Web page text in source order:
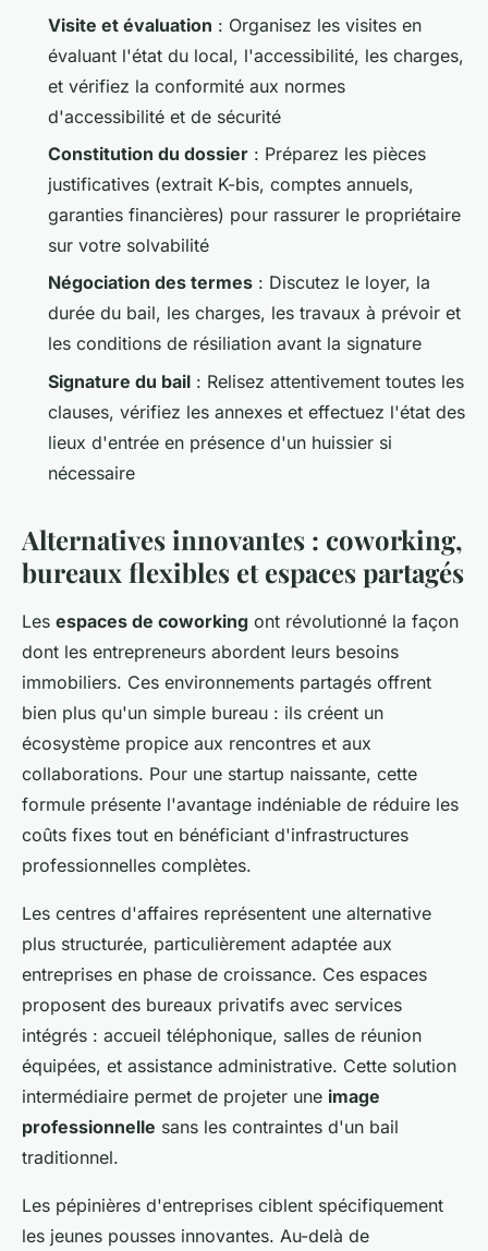
Visite et évaluation : Organisez les visites en
évaluant l'état du local, l'accessibilité, les charges,
et vérifiez la conformité aux normes
d'accessibilité et de sécurité
Constitution du dossier : Préparez les pièces
justificatives (extrait K-bis, comptes annuels,
garanties financières) pour rassurer le propriétaire
sur votre solvabilité
Négociation des termes : Discutez le loyer, la
durée du bail, les charges, les travaux à prévoir et
les conditions de résiliation avant la signature
Signature du bail : Relisez attentivement toutes les
clauses, vérifiez les annexes et effectuez l'état des
lieux d'entrée en présence d'un huissier si
nécessaire
Alternatives innovantes : coworking,
bureaux flexibles et espaces partagés
Les espaces de coworking ont révolutionné la façon
dont les entrepreneurs abordent leurs besoins
immobiliers. Ces environnements partagés offrent
bien plus qu'un simple bureau : ils créent un
écosystème propice aux rencontres et aux
collaborations. Pour une startup naissante, cette
formule présente l'avantage indéniable de réduire les
coûts fixes tout en bénéficiant d'infrastructures
professionnelles complètes.
Les centres d'affaires représentent une alternative
plus structurée, particulièrement adaptée aux
entreprises en phase de croissance. Ces espaces
proposent des bureaux privatifs avec services
intégrés : accueil téléphonique, salles de réunion
équipées, et assistance administrative. Cette solution
intermédiaire permet de projeter une image
professionnelle sans les contraintes d'un bail
traditionnel.
Les pépinières d'entreprises ciblent spécifiquement
les jeunes pousses innovantes. Au-delà de